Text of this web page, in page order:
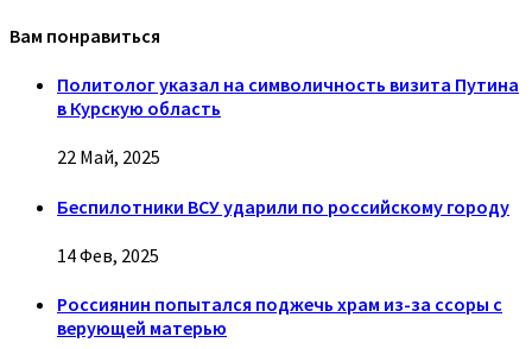
Вам понравиться
Политолог указал на символичность визита Путина
в Курскую область
22 Май, 2025
Беспилотники ВСУ ударили по российскому городу
14 Фев, 2025
Россиянин попытался поджечь храм из-за ссоры с
верующей матерью